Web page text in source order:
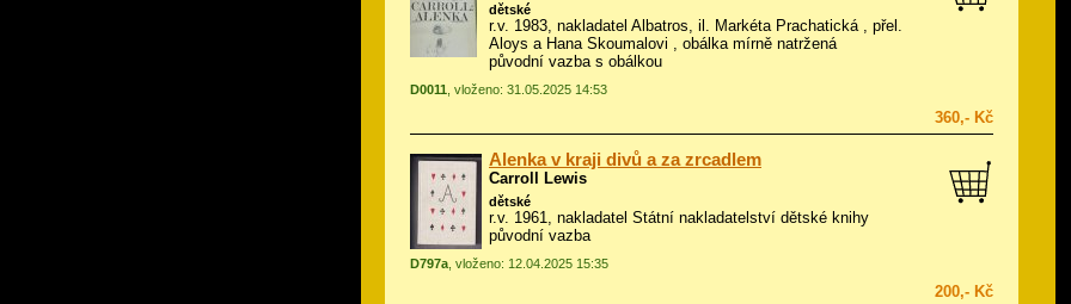
dětské
r.v. 1983, nakladatel Albatros, il. Markéta Prachatická , přel.
Aloys a Hana Skoumalovi , obálka mírně natržená
původní vazba s obálkou
D0011 , vloženo: 31.05.2025 14:53
360,- Kč
Alenka v kraji divů a za zrcadlem
Carroll Lewis
dětské
r.v. 1961, nakladatel Státní nakladatelství dětské knihy
původní vazba
D797a , vloženo: 12.04.2025 15:35
200,- Kč